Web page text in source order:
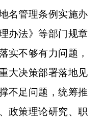
名管理条例实施办
办法》等部门规章
实不够有力问题，
大决策部署落地见
不足问题，统筹推
政策理论研究、职